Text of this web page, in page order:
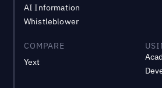
AI Information
Whistleblower
COMPARE
Yext